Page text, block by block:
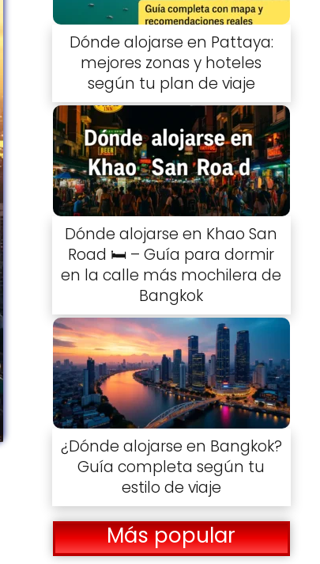
Dónde alojarse en Pattaya:
mejores zonas y hoteles
según tu plan de viaje
Dónde alojarse en Khao San
Road 🛏️ – Guía para dormir
en la calle más mochilera de
Bangkok
¿Dónde alojarse en Bangkok?
Guía completa según tu
estilo de viaje
Más popular